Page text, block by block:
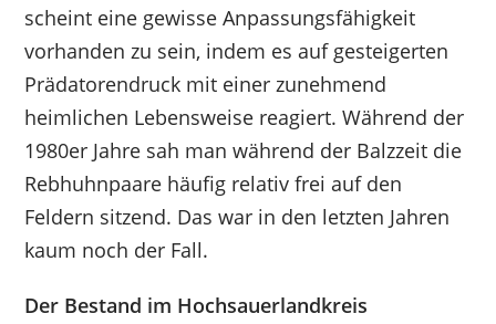
scheint eine gewisse Anpassungsfähigkeit
vorhanden zu sein, indem es auf gesteigerten
Prädatorendruck mit einer zunehmend
heimlichen Lebensweise reagiert. Während der
1980er Jahre sah man während der Balzzeit die
Rebhuhnpaare häufig relativ frei auf den
Feldern sitzend. Das war in den letzten Jahren
kaum noch der Fall.
Der Bestand im Hochsauerlandkreis